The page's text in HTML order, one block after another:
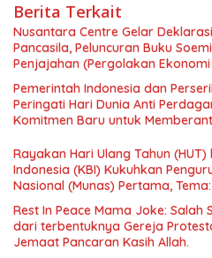
Berita Terkait
Nusantara Centre Gelar
Pancasila, Peluncuran Buku
Penjajahan (Pergolakan
Simposium Nasional “Urgensi
Nasional dan Kesejahteraan
Menuju Indonesia Emas 2045”,
Pemerintah Indonesia dan
Peringati Hari Dunia Anti
Komitmen Baru untuk
Rayakan Hari Ulang Tahun (HUT)
Indonesia (KBI) Kukuhkan
Nasional (Munas) Pertama,
Pengembangan Organisasi KBI
Indonesia dan Mancanegara”.
Rest In Peace Mama Joke: Salah
dari terbentuknya Gereja
Jemaat Pancaran Kasih Allah.